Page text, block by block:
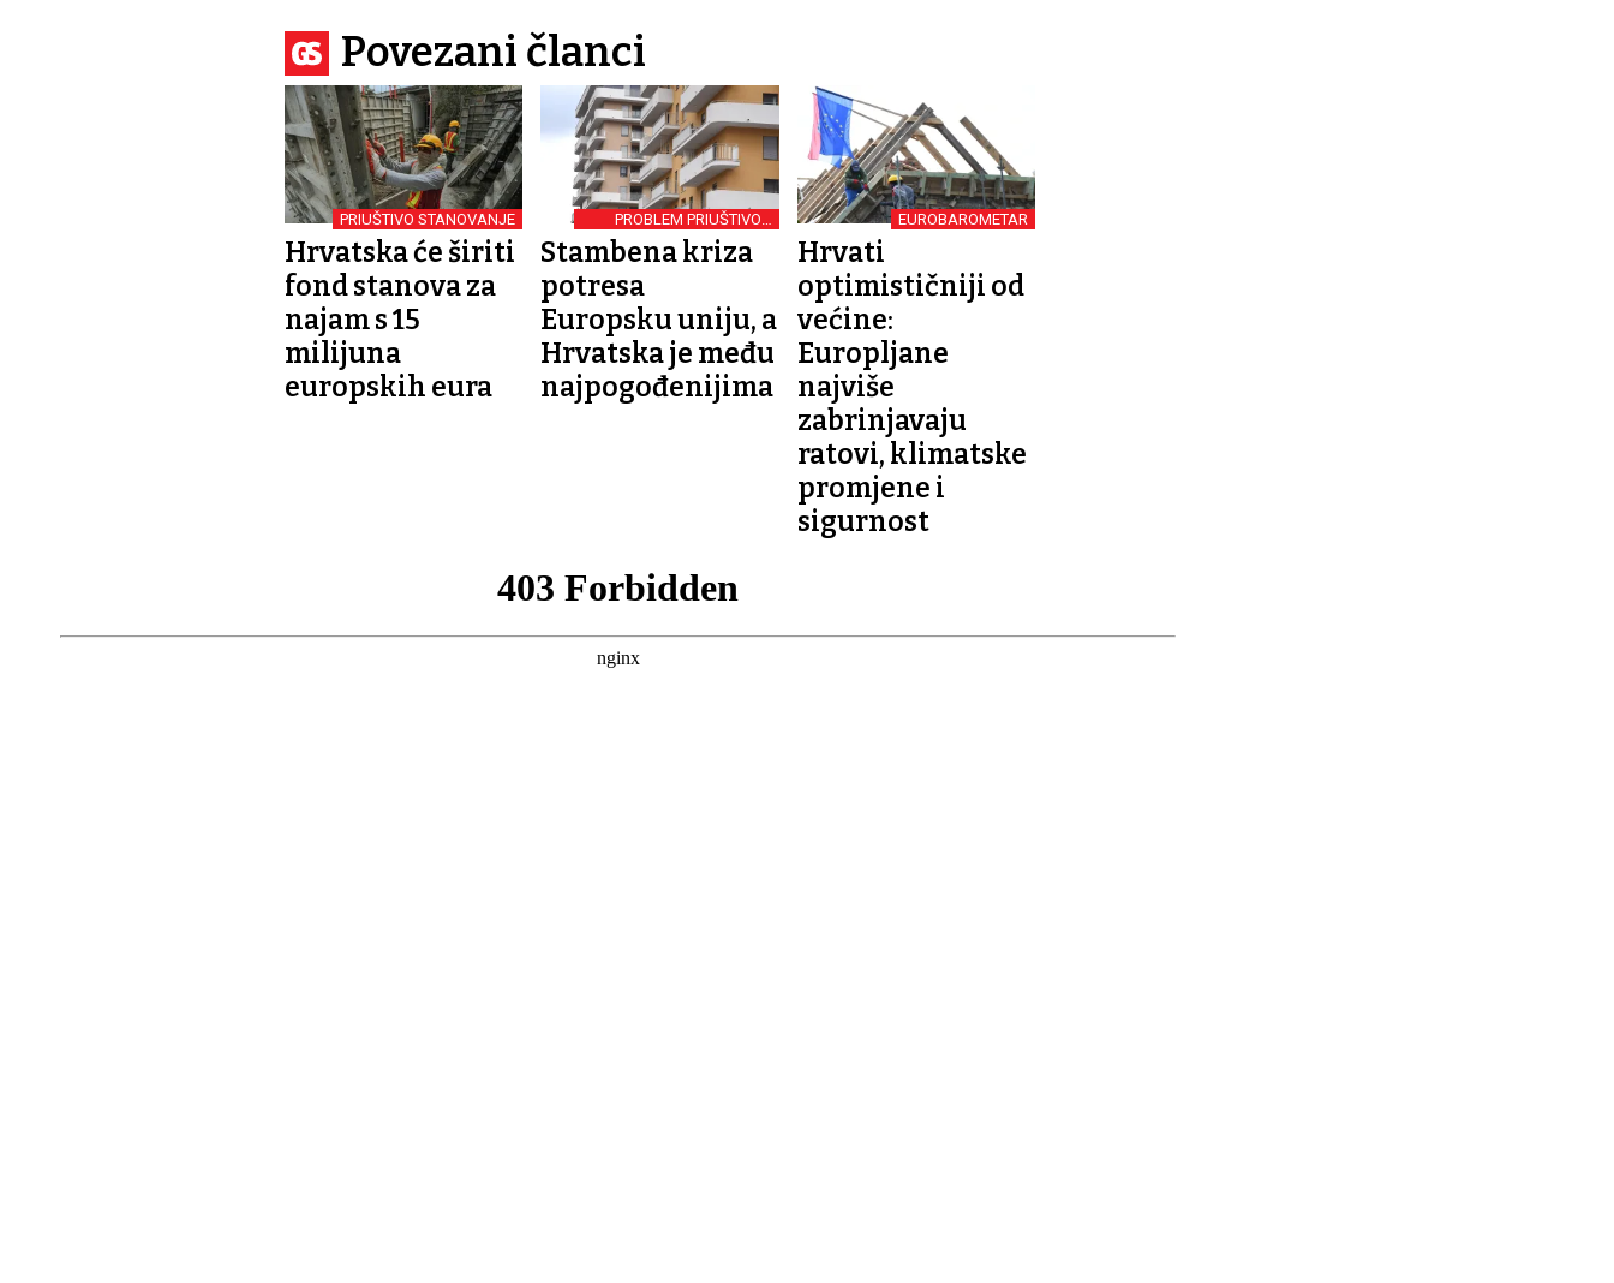
Povezani članci
PRIUŠTIVO STANOVANJE
Hrvatska će širiti
fond stanova za
najam s 15
milijuna
europskih eura
PROBLEM PRIUŠTIVOG
STANOVANJA
Stambena kriza
potresa
Europsku uniju, a
Hrvatska je među
najpogođenijima
EUROBAROMETAR
Hrvati
optimističniji od
većine:
Europljane
najviše
zabrinjavaju
ratovi, klimatske
promjene i
sigurnost